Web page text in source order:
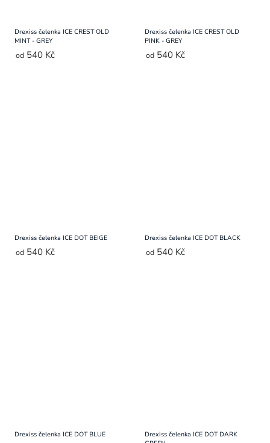
Drexiss čelenka ICE CREST OLD
MINT - GREY
od 540 Kč
Drexiss čelenka ICE CREST OLD
PINK - GREY
od 540 Kč
Drexiss čelenka ICE DOT BEIGE
od 540 Kč
Drexiss čelenka ICE DOT BLACK
od 540 Kč
Drexiss čelenka ICE DOT BLUE
Drexiss čelenka ICE DOT DARK